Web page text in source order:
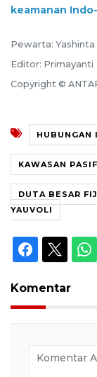
keamanan
Pewarta: Yashinta
Editor: Primayanti
Copyright ©
HUBUNGAN
KAWASAN
DUTA BESAR
YAUVOLI
Komentar